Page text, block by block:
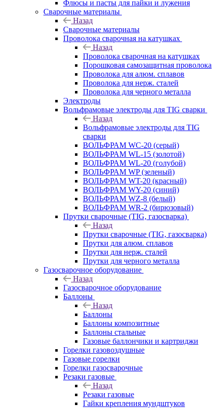
Флюсы и пасты для пайки и лужения
Сварочные материалы
Назад
Сварочные материалы
Проволока сварочная на катушках
Назад
Проволока сварочная на катушках
Порошковая самозащитная проволока
Проволока для алюм. сплавов
Проволока для нерж. сталей
Проволока для черного металла
Электроды
Вольфрамовые электроды для TIG сварки
Назад
Вольфрамовые электроды для TIG
сварки
ВОЛЬФРАМ WC-20 (серый)
ВОЛЬФРАМ WL-15 (золотой)
ВОЛЬФРАМ WL-20 (голубой)
ВОЛЬФРАМ WP (зеленый)
ВОЛЬФРАМ WT-20 (красный)
ВОЛЬФРАМ WY-20 (синий)
ВОЛЬФРАМ WZ-8 (белый)
ВОЛЬФРАМ WR-2 (бирюзовый)
Прутки сварочные (TIG, газосварка)
Назад
Прутки сварочные (TIG, газосварка)
Прутки для алюм. сплавов
Прутки для нерж. сталей
Прутки для черного металла
Газосварочное оборудование
Назад
Газосварочное оборудование
Баллоны
Назад
Баллоны
Баллоны композитные
Баллоны стальные
Газовые баллончики и картриджи
Горелки газовоздушные
Газовые горелки
Горелки газосварочные
Резаки газовые
Назад
Резаки газовые
Гайки крепления мундштуков